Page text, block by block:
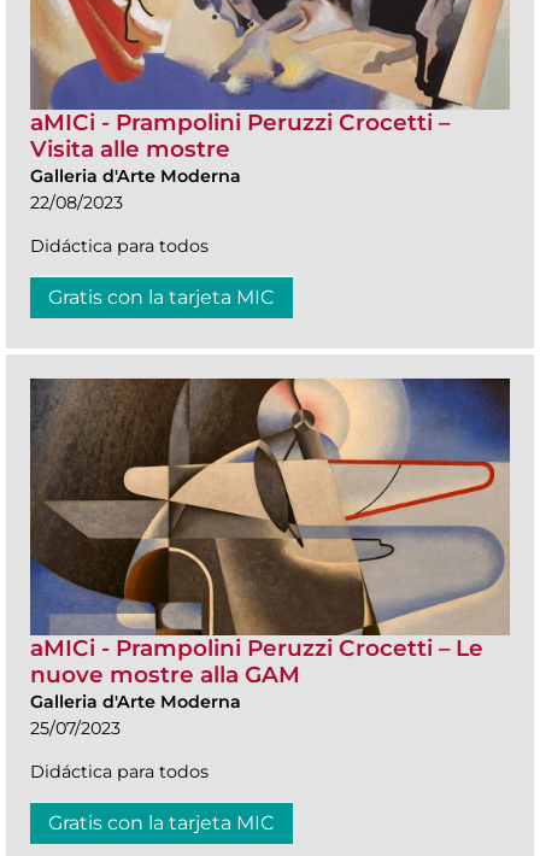
aMICi - Prampolini Peruzzi Crocetti –
Visita alle mostre
Galleria d'Arte Moderna
22/08/2023
Didáctica para todos
Gratis con la tarjeta MIC
aMICi - Prampolini Peruzzi Crocetti – Le
nuove mostre alla GAM
Galleria d'Arte Moderna
25/07/2023
Didáctica para todos
Gratis con la tarjeta MIC